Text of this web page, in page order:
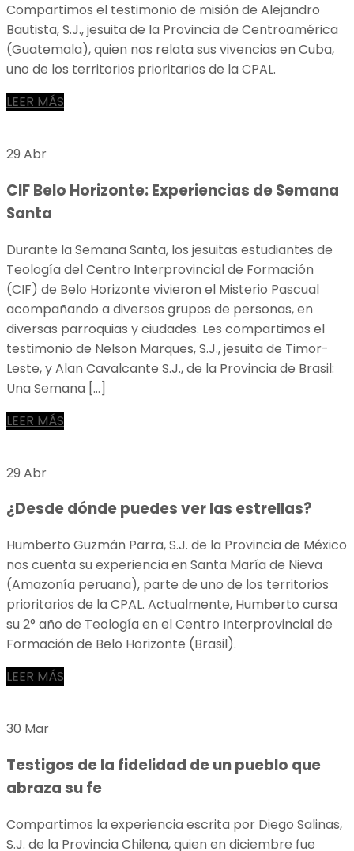
Compartimos el testimonio de misión de Alejandro
Bautista, S.J., jesuita de la Provincia de Centroamérica
(Guatemala), quien nos relata sus vivencias en Cuba,
uno de los territorios prioritarios de la CPAL.
LEER MÁS
29 Abr
CIF Belo Horizonte: Experiencias de Semana
Santa
Durante la Semana Santa, los jesuitas estudiantes de
Teología del Centro Interprovincial de Formación
(CIF) de Belo Horizonte vivieron el Misterio Pascual
acompañando a diversos grupos de personas, en
diversas parroquias y ciudades. Les compartimos el
testimonio de Nelson Marques, S.J., jesuita de Timor-
Leste, y Alan Cavalcante S.J., de la Provincia de Brasil:
Una Semana […]
LEER MÁS
29 Abr
¿Desde dónde puedes ver las estrellas?
Humberto Guzmán Parra, S.J. de la Provincia de México
nos cuenta su experiencia en Santa María de Nieva
(Amazonía peruana), parte de uno de los territorios
prioritarios de la CPAL. Actualmente, Humberto cursa
su 2° año de Teología en el Centro Interprovincial de
Formación de Belo Horizonte (Brasil).
LEER MÁS
30 Mar
Testigos de la fidelidad de un pueblo que
abraza su fe
Compartimos la experiencia escrita por Diego Salinas,
S.J. de la Provincia Chilena, quien en diciembre fue